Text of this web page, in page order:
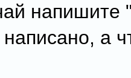
напишите
а